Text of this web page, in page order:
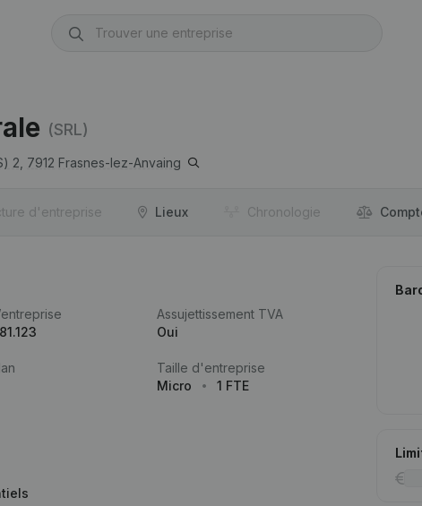
(SRL)
2, 7912 Frasnes-lez-Anvaing
d'entreprise Lieux Chronologie
Assujettissement TVA
Oui
Taille d'entreprise
Micro
1 FTE